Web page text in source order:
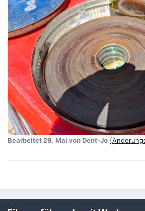
Bearbeitet29. Mai von Dent-Jo